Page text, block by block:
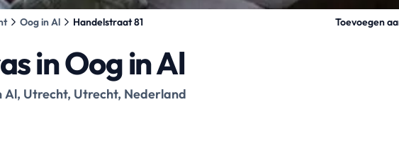
Oog in Al Handelstraat 81 Toevoegen
in Oog in Al
Al, Utrecht, Utrecht, Nederland